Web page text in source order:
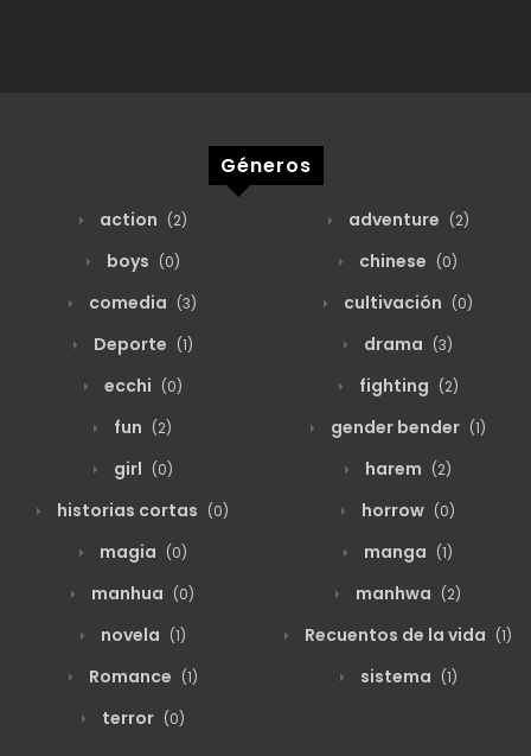
Géneros
action (2) adventure (2)
boys (0) chinese (0)
comedia (3) cultivación (0)
Deporte (1) drama (3)
ecchi (0) fighting (2)
fun (2) gender bender (1)
girl (0) harem (2)
historias cortas (0) horrow (0)
magia (0) manga (1)
manhua (0) manhwa (2)
novela (1) Recuentos de la vida (1)
Romance (1) sistema (1)
terror (0)